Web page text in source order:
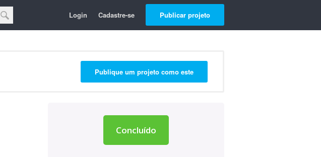
Login Cadastre-se Publicar projeto
Publique um projeto como este
Concluído